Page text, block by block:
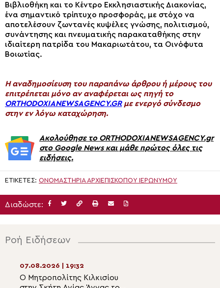
Βιβλιοθήκη και το Κέντρο Εκκλησιαστικής Διακονίας,
ένα σημαντικό τρίπτυχο προσφοράς, με στόχο να
αποτελέσουν ζωντανές κυψέλες γνώσης, πολιτισμού,
συνάντησης και πνευματικής παρακαταθήκης στην
ιδιαίτερη πατρίδα του Μακαριωτάτου, τα Οινόφυτα
Βοιωτίας.
H αναδημοσίευση του παραπάνω άρθρου ή μέρους του
επιτρέπεται μόνο αν αναφέρεται ως πηγή το
ORTHODOXIANEWSAGENCY.GRμε ενεργό σύνδεσμο
στην εν λόγω καταχώρηση.
Ακολούθησε το ORTHODOXIANEWSAGENCY.gr
στο Google News και μάθε πρώτος όλες τις
ειδήσεις.
ΕΤΙΚΈΤΕΣ: ΟΝΟΜΑΣΤΉΡΙΑ ΑΡΧΙΕΠΙΣΚΌΠΟΥ ΙΕΡΩΝΎΜΟΥ
Διαδώστε:
Ροή Ειδήσεων
07.08.2026 | 19:32
Ο Μητροπολίτης Κιλκισίου